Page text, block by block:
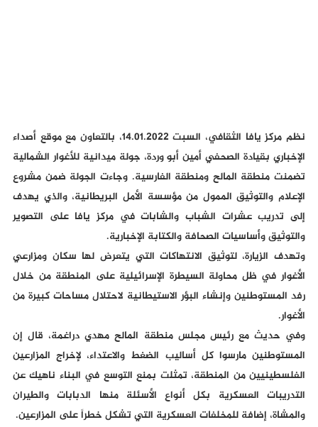
نظم مركز يافا الثقافي، السبت 14.01.2022، بالتعاون مع موقع أصداء
الإخباري بقيادة الصحفي أمين أبو وردة، جولة ميدانية للأغوار الشمالية
تضمنت منطقة المالح ومنطقة الفارسية. وجاءت الجولة ضمن مشروع
الإعلام والتوثيق الممول من مؤسسة الأمل البريطانية، والذي يهدف
إلى تدريب عشرات الشباب والشابات في مركز يافا على التصوير
والتوثيق وأساسيات الصحافة والكتابة الإخبارية.
وتهدف الزيارة، لتوثيق الانتهاكات التي يتعرض لها سكان ومزارعي
الأغوار في ظل محاولة السيطرة الإسرائيلية على المنطقة من خلال
رفد المستوطنين وإنشاء البؤر الاستيطانية لاحتلال مساحات كبيرة من
الأغوار.
وفي حديث مع رئيس مجلس منطقة المالح مهدي دراغمة، قال إن
المستوطنين مارسوا كل أساليب الضغط والاعتداء، لإخراج المزارعين
الفلسطينيين من المنطقة، تمثلت بمنع التوسع في البناء ناهيك عن
التدريبات العسكرية بكل أنواع الأسئلة منها الدبابات والطيران
والمشاة، إضافة للمخلفات العسكرية التي تشكل خطراً على المزارعين.